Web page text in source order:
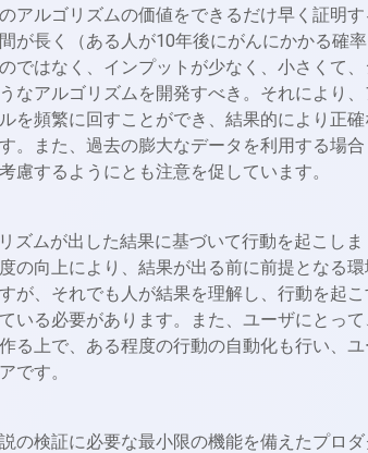
アルゴリズムの価値をできるだけ早く証明
が長く（ある人が10年後にがんにかかる確率
ではなく、インプットが少なく、小さくて
なアルゴリズムを開発すべき。それにより
を頻繁に回すことができ、結果的により正
。また、過去の膨大なデータを利用する場合
慮するようにとも注意を促しています。
ズムが出した結果に基づいて行動を起こしま
の向上により、結果が出る前に前提となる
が、それでも人が結果を理解し、行動を起
いる必要があります。また、ユーザにとっ
る上で、ある程度の行動の自動化も行い、
です。
の検証に必要な最小限の機能を備えたプロ